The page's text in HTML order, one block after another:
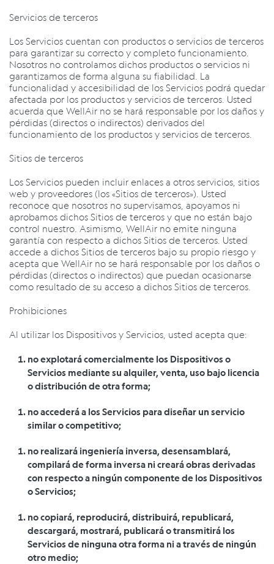
Servicios de terceros
Los Servicios cuentan con productos o servicios de terceros
para garantizar su correcto y completo funcionamiento.
Nosotros no controlamos dichos productos o servicios ni
garantizamos de forma alguna su fiabilidad. La
funcionalidad y accesibilidad de los Servicios podrá quedar
afectada por los productos y servicios de terceros. Usted
acuerda que WellAir no se hará responsable por los daños y
pérdidas (directos o indirectos) derivados del
funcionamiento de los productos y servicios de terceros.
Sitios de terceros
Los Servicios pueden incluir enlaces a otros servicios, sitios
web y proveedores (los «Sitios de terceros»). Usted
reconoce que nosotros no supervisamos, apoyamos ni
aprobamos dichos Sitios de terceros y que no están bajo
control nuestro. Asimismo, WellAir no emite ninguna
garantía con respecto a dichos Sitios de terceros. Usted
accede a dichos Sitios de terceros bajo su propio riesgo y
acepta que WellAir no se hará responsable por los daños o
pérdidas (directos o indirectos) que puedan ocasionarse
como resultado de su acceso a dichos Sitios de terceros.
Prohibiciones
Al utilizar los Dispositivos y Servicios, usted acepta que:
no explotará comercialmente los Dispositivos o
Servicios mediante su alquiler, venta, uso bajo licencia
o distribución de otra forma;
no accederá a los Servicios para diseñar un servicio
similar o competitivo;
no realizará ingeniería inversa, desensamblará,
compilará de forma inversa ni creará obras derivadas
con respecto a ningún componente de los Dispositivos
o Servicios;
no copiará, reproducirá, distribuirá, republicará,
descargará, mostrará, publicará o transmitirá los
Servicios de ninguna otra forma ni a través de ningún
otro medio;